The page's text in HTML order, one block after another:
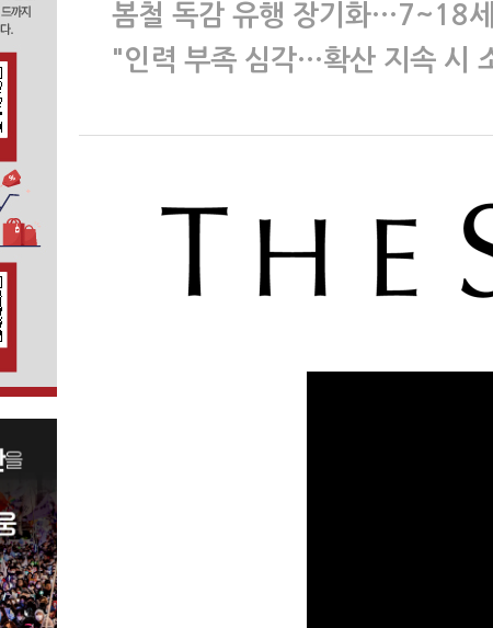
봄철 독감 유행 장기화…7~18
"인력 부족 심각…확산 지속 시